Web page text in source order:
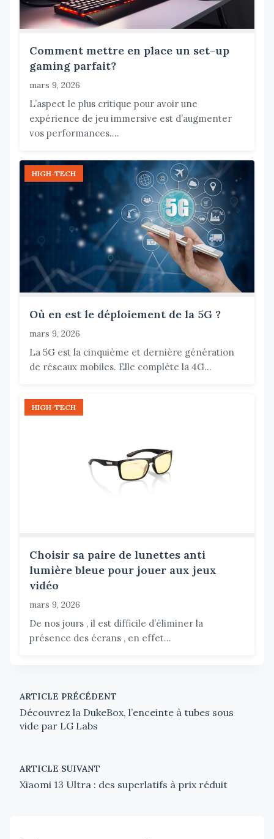
Comment mettre en place un set-up
gaming parfait?
mars 9, 2026
L’aspect le plus critique pour avoir une
expérience de jeu immersive est d’augmenter
vos performances....
HIGH-TECH
Où en est le déploiement de la 5G ?
mars 9, 2026
La 5G est la cinquième et dernière génération
de réseaux mobiles. Elle complète la 4G...
HIGH-TECH
Choisir sa paire de lunettes anti
lumière bleue pour jouer aux jeux
vidéo
mars 9, 2026
De nos jours , il est difficile d’éliminer la
présence des écrans , en effet...
ARTICLE PRÉCÉDENT
Découvrez la DukeBox, l’enceinte à tubes sous
vide par LG Labs
ARTICLE SUIVANT
Xiaomi 13 Ultra : des superlatifs à prix réduit